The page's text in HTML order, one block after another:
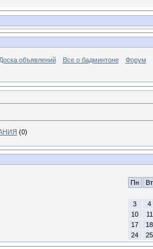
Доска объявлений Все о бадминтоне Форум
(0)
Пн Вт
3
4
10
11
17
18
24
25